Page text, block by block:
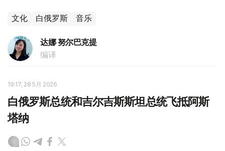
文化 白俄罗斯 音乐
达娜 努尔巴克提
编译
19:17, 28 5月 2026
白俄罗斯总统和吉尔吉斯斯坦总统飞抵阿斯
塔纳